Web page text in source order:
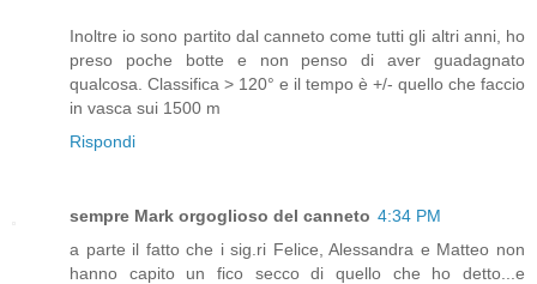
Inoltre io sono partito dal canneto come tutti gli altri anni, ho
preso poche botte e non penso di aver guadagnato
qualcosa. Classifica > 120° e il tempo è +/- quello che faccio
in vasca sui 1500 m
Rispondi
sempre Mark orgoglioso del canneto 4:34 PM
a parte il fatto che i sig.ri Felice, Alessandra e Matteo non
hanno capito un fico secco di quello che ho detto...e